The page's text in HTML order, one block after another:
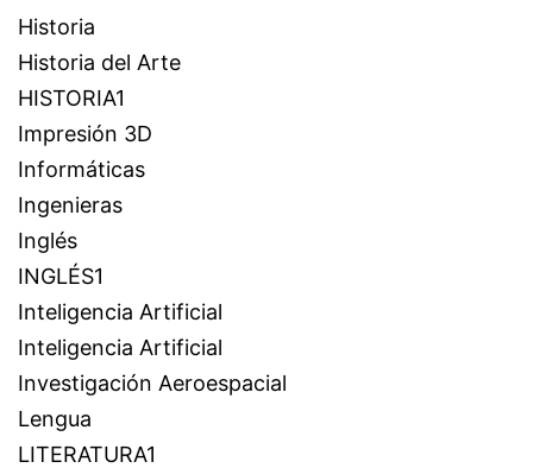
Historia
Historia del Arte
HISTORIA1
Impresión 3D
Informáticas
Ingenieras
Inglés
INGLÉS1
Inteligencia Artificial
Inteligencia Artificial
Investigación Aeroespacial
Lengua
LITERATURA1